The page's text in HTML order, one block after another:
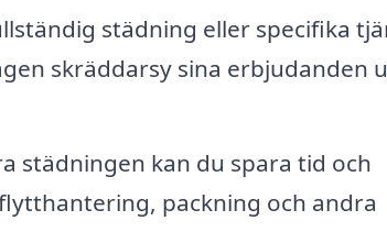
städning eller specifika
skräddarsy sina erbjudanden
städningen kan du spara tid och
packning och andra